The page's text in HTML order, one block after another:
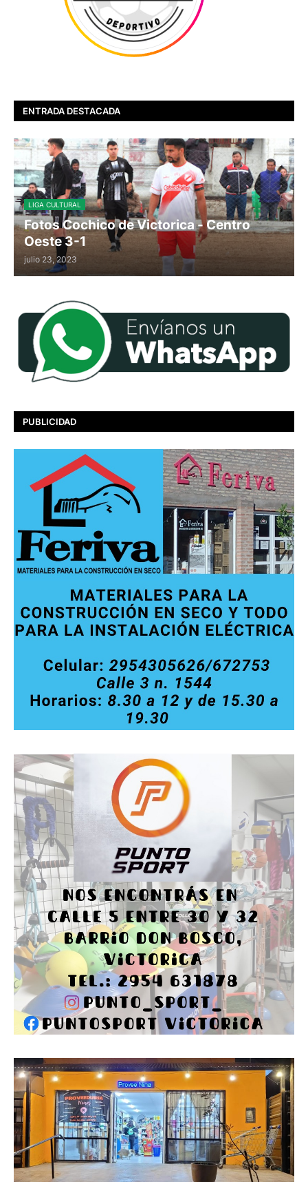
ENTRADA DESTACADA
LIGA CULTURAL
Fotos Cochico de Victorica - Centro
Oeste 3-1
julio 23, 2023
PUBLICIDAD